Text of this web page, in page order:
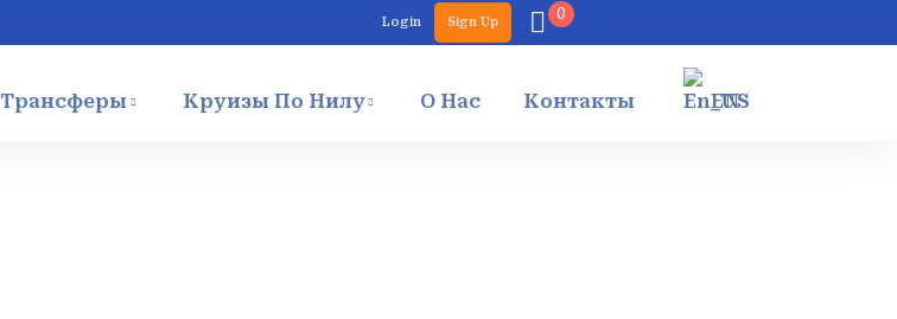
Login Sign Up 0
Трансферы Круизы По Нилу О Нас Контакты EN